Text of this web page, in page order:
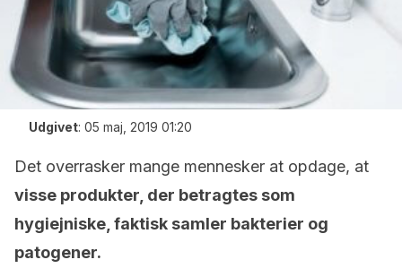
Udgivet: 05 maj, 2019 01:20
Det overrasker mange mennesker at opdage, at
visse produkter, der betragtes som
hygiejniske, faktisk samler bakterier og
patogener.